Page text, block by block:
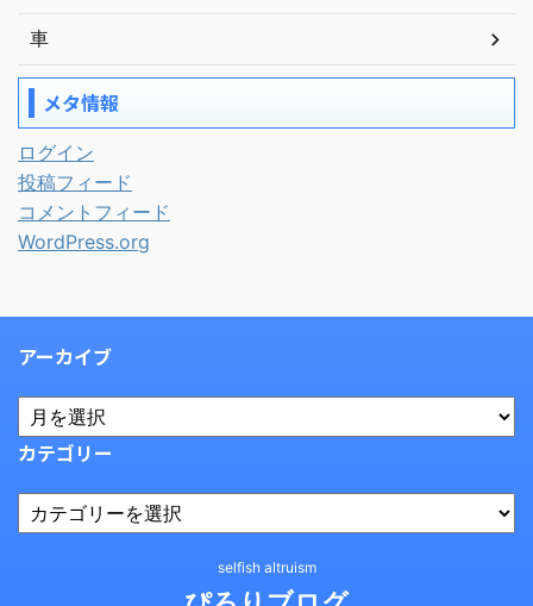
車
メタ情報
ログイン
投稿フィード
コメントフィード
WordPress.org
アーカイブ
カテゴリー
selfish altruism